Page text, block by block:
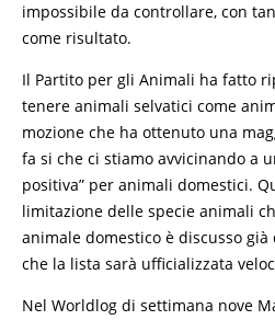
impossibile da controllare, con
come risultato.
Il Partito per gli Animali ha fatto
tenere animali selvatici come
mozione che ha ottenuto una
fa si che ci stiamo avvicinando a
positiva” per animali domestici.
limitazione delle specie animali
animale domestico è discusso
che la lista sarà ufficializzata
Nel Worldlog di settimana nove